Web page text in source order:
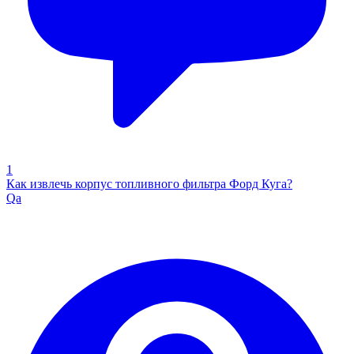
1
Как извлечь корпус топливного фильтра Форд Куга?
Qa